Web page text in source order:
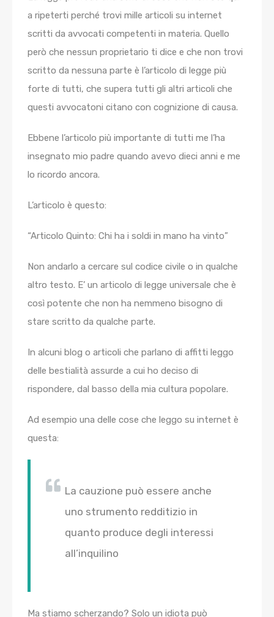
a ripeterti perché trovi mille articoli su internet
scritti da avvocati competenti in materia. Quello
però che nessun proprietario ti dice e che non trovi
scritto da nessuna parte è l’articolo di legge più
forte di tutti, che supera tutti gli altri articoli che
questi avvocatoni citano con cognizione di causa.
Ebbene l’articolo più importante di tutti me l’ha
insegnato mio padre quando avevo dieci anni e me
lo ricordo ancora.
L’articolo è questo:
“Articolo Quinto: Chi ha i soldi in mano ha vinto”
Non andarlo a cercare sul codice civile o in qualche
altro testo. E’ un articolo di legge universale che è
così potente che non ha nemmeno bisogno di
stare scritto da qualche parte.
In alcuni blog o articoli che parlano di affitti leggo
delle bestialità assurde a cui ho deciso di
rispondere, dal basso della mia cultura popolare.
Ad esempio una delle cose che leggo su internet è
questa:
La cauzione può essere anche
uno strumento redditizio in
quanto produce degli interessi
all’inquilino
Ma stiamo scherzando? Solo un idiota può